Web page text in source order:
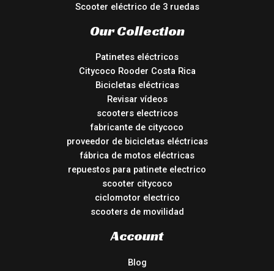
Scooter eléctrico de 3 ruedas
Our Collection
Patinetes eléctricos
Citycoco Rooder Costa Rica
Bicicletas eléctricas
Revisar vídeos
scooters electricos
fabricante de citycoco
proveedor de bicicletas eléctricas
fábrica de motos eléctricas
repuestos para patinete electrico
scooter citycoco
ciclomotor electrico
scooters de movilidad
Account
Blog